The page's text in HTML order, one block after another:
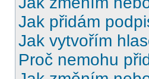
Jak přidám
Jak vytvořím
Proč nemohu